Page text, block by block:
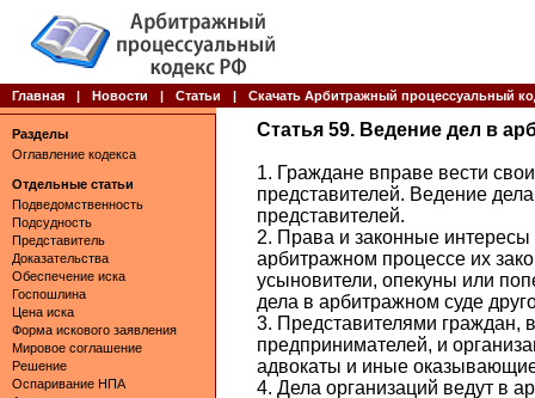
Главная | Новости | Статьи | Скачать Арбитражный процессуальный
Разделы
Оглавление кодекса
Отдельные статьи
Подведомственность
Подсудность
Представитель
Доказательства
Обеспечение иска
Госпошлина
Цена иска
Форма искового заявления
Мировое соглашение
Решение
Оспаривание НПА
Статья 59. Ведение дел в
1. Граждане вправе вести
представителей. Ведение
представителей.
2. Права и законные
арбитражном процессе их
усыновители, опекуны или
дела в арбитражном суде
3. Представителями граждан,
предпринимателей, и
адвокаты и иные
4. Дела организаций ведут в